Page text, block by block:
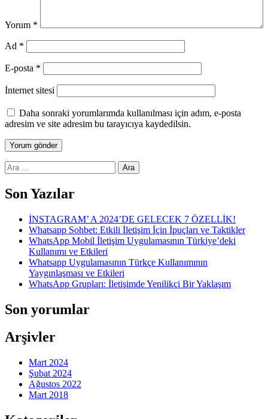
Yorum *
Ad *
E-posta *
İnternet sitesi
Daha sonraki yorumlarımda kullanılması için adım, e-posta
adresim ve site adresim bu tarayıcıya kaydedilsin.
Arama:
Son Yazılar
İNSTAGRAM’ A 2024’DE GELECEK 7 ÖZELLİK!
Whatsapp Sohbet: Etkili İletişim İçin İpuçları ve Taktikler
WhatsApp Mobil İletişim Uygulamasının Türkiye’deki
Kullanımı ve Etkileri
Whatsapp Uygulamasının Türkçe Kullanımının
Yaygınlaşması ve Etkileri
WhatsApp Grupları: İletişimde Yenilikçi Bir Yaklaşım
Son yorumlar
Arşivler
Mart 2024
Şubat 2024
Ağustos 2022
Mart 2018